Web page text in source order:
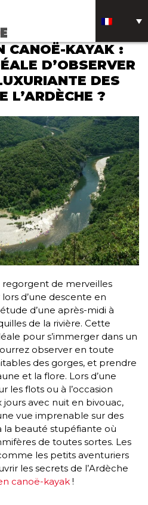
CANOË-KAYAK :
D’OBSERVER
DES
L’ARDÈCHE ?
regorgent de merveilles
d’une descente en
d’une après-midi à
de la rivière. Cette
pour s’immerger dans un
observer en toute
des gorges, et prendre
et la flore. Lors d’une
les flots ou à l’occasion
jours avec nuit en bivouac,
vue imprenable sur des
la beauté stupéfiante où
de toutes sortes. Les
les petits aventuriers
les secrets de l’Ardèche
canoë-kayak !